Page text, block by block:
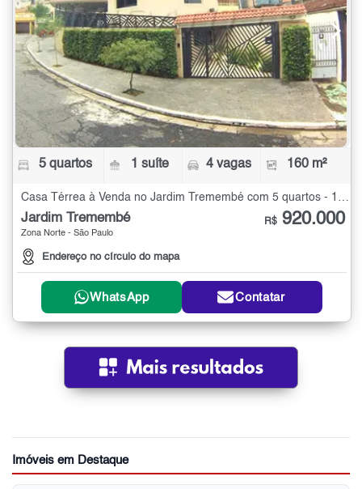
5 quartos 1 suíte 4 vagas 160 m²
Casa Térrea à Venda no Jardim Tremembé com 5 quartos - 160 m²
Jardim Tremembé
Zona Norte - São Paulo
Endereço no círculo do mapa
R$ 920.000
WhatsApp Contatar
Imóveis em Destaque